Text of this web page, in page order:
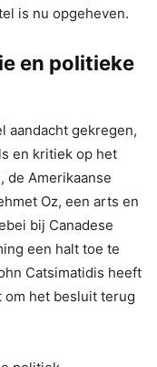
is nu opgeheven.
en politieke
aandacht gekregen,
en kritiek op het
de Amerikaanse
Oz, een arts en
bij Canadese
een halt toe te
Catsimatidis heeft
om het besluit terug